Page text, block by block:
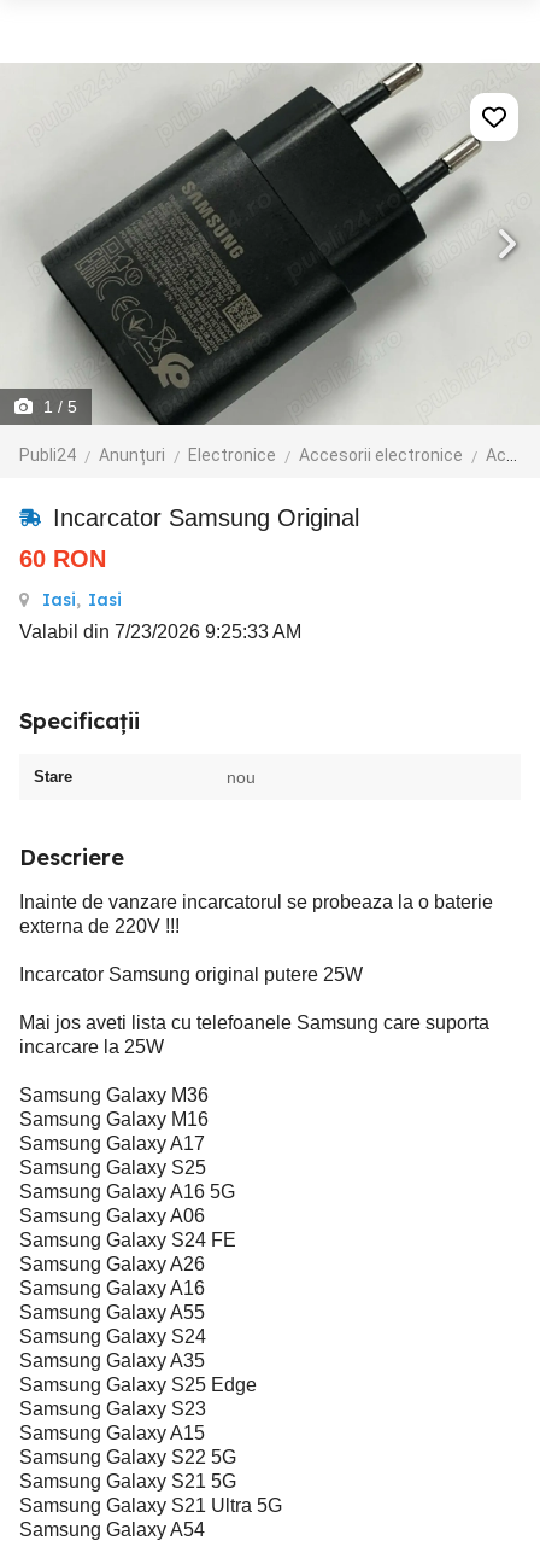
1 / 5
Publi24 Anunțuri Electronice Accesorii electronice Accesorii telefoane mobile
Incarcator Samsung Original
60 RON
Iasi, Iasi
Valabil din 7/23/2026 9:25:33 AM
Specificații
Stare nou
Descriere
Inainte de vanzare incarcatorul se probeaza la o baterie
externa de 220V !!!
Incarcator Samsung original putere 25W
Mai jos aveti lista cu telefoanele Samsung care suporta
incarcare la 25W
Samsung Galaxy M36
Samsung Galaxy M16
Samsung Galaxy A17
Samsung Galaxy S25
Samsung Galaxy A16 5G
Samsung Galaxy A06
Samsung Galaxy S24 FE
Samsung Galaxy A26
Samsung Galaxy A16
Samsung Galaxy A55
Samsung Galaxy S24
Samsung Galaxy A35
Samsung Galaxy S25 Edge
Samsung Galaxy S23
Samsung Galaxy A15
Samsung Galaxy S22 5G
Samsung Galaxy S21 5G
Samsung Galaxy S21 Ultra 5G
Samsung Galaxy A54